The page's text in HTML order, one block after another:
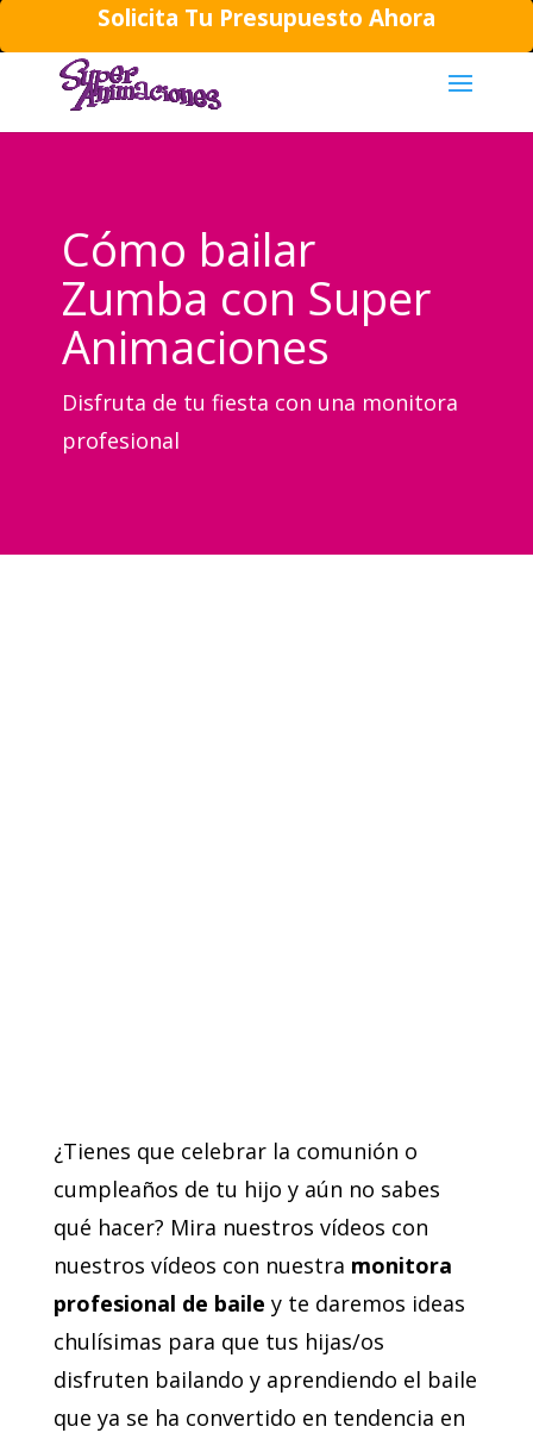
Solicita Tu Presupuesto Ahora
644194202 daniela@superanimaciones.com
Cómo bailar
Zumba con Super
Animaciones
Disfruta de tu fiesta con una monitora
profesional
¿Tienes que celebrar la comunión o
cumpleaños de tu hijo y aún no sabes
qué hacer? Mira nuestros vídeos con
nuestros vídeos con nuestra monitora
profesional de baile y te daremos ideas
chulísimas para que tus hijas/os
disfruten bailando y aprendiendo el baile
que ya se ha convertido en tendencia en